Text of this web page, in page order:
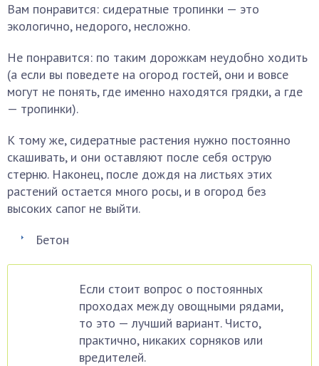
Вам понравится: сидератные тропинки — это
экологично, недорого, несложно.
Не понравится: по таким дорожкам неудобно ходить
(а если вы поведете на огород гостей, они и вовсе
могут не понять, где именно находятся грядки, а где
— тропинки).
К тому же, сидератные растения нужно постоянно
скашивать, и они оставляют после себя острую
стерню. Наконец, после дождя на листьях этих
растений остается много росы, и в огород без
высоких сапог не выйти.
Бетон
Если стоит вопрос о постоянных
проходах между овощными рядами,
то это — лучший вариант. Чисто,
практично, никаких сорняков или
вредителей.